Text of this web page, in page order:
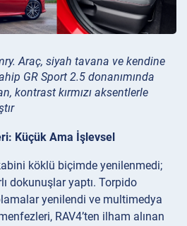
Araç, siyah tavana ve kendine
GR Sport 2.5 donanımında
kontrast kırmızı aksentlerle
Küçük Ama İşlevsel
köklü biçimde yenilenmedi;
dokunuşlar yaptı. Torpido
yenilendi ve multimedya
RAV4’ten ilham alınan